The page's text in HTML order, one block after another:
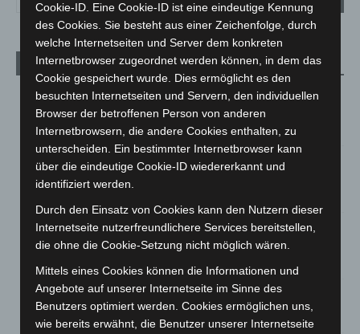
Aktuelle Beiträge
Brand im „Haus der Begegnung“ in Neuwarmbüchen schnell
eingedämmt
6. August 2026
Region Hannover: 21 neue Notfallsanitäter starten beim
Roten Kreuz
Mann läuft mit Hockeyschläger über A7 – Polizei sucht
Zeugen
Celle: Mensch stirbt bei Bagger-Unfall auf Baustelle
Cookie-ID. Eine Cookie-ID ist eine eindeutige Kennung
des Cookies. Sie besteht aus einer Zeichenfolge, durch
welche Internetseiten und Server dem konkreten
Internetbrowser zugeordnet werden können, in dem das
Cookie gespeichert wurde. Dies ermöglicht es den
besuchten Internetseiten und Servern, den individuellen
Browser der betroffenen Person von anderen
Internetbrowsern, die andere Cookies enthalten, zu
unterscheiden. Ein bestimmter Internetbrowser kann
über die eindeutige Cookie-ID wiedererkannt und
identifiziert werden.
Durch den Einsatz von Cookies kann den Nutzern dieser
Internetseite nutzerfreundlichere Services bereitstellen,
die ohne die Cookie-Setzung nicht möglich wären.
Mittels eines Cookies können die Informationen und
Angebote auf unserer Internetseite im Sinne des
Benutzers optimiert werden. Cookies ermöglichen uns,
wie bereits erwähnt, die Benutzer unserer Internetseite